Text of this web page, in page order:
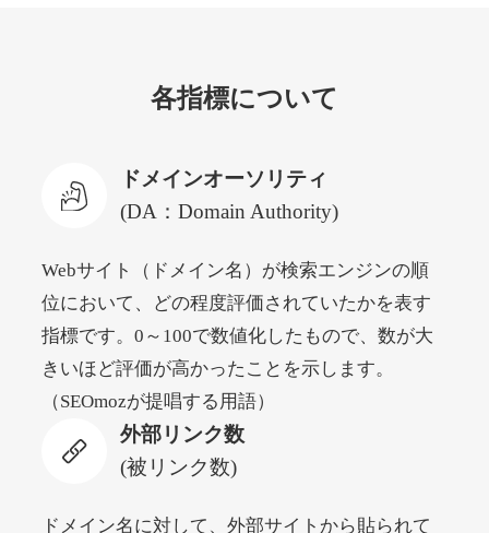
詳細を見る
newyorktodaylive.com
DA53 外部リンク数 430 ドメイン年齢
詳細を見る
dog-life-jacket.com
ジャンルその他
外部リンク数393
入札 0件
各指標について
ドメインオーソリティ
(DA：Domain Authority)
Webサイト（ドメイン名）が検索エンジンの順
位において、どの程度評価されていたかを表す
指標です。0～100で数値化したもので、数が大
きいほど評価が高かったことを示します。
（SEOmozが提唱する用語）
外部リンク数
(被リンク数)
ドメイン名に対して、外部サイトから貼られて